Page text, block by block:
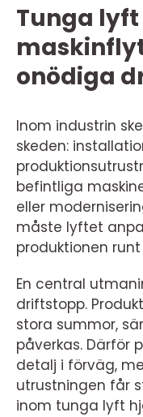
Tunga
onödiga
Inom industrin
skeden:
befintliga
eller
måste lyftet
produktionen
En central
driftstopp.
stora summor,
påverkas. Därför
detalj i förväg,
utrustningen får
inom tunga lyft